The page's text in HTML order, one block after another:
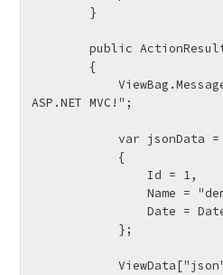
        public ActionResult Index()
            ViewBag.Message = "Welcome to
ASP.NET MVC!";
            var jsonData = new MyClass()
                Name = "demoshop",
                Date = DateTime.Now
            ViewData["json"] =